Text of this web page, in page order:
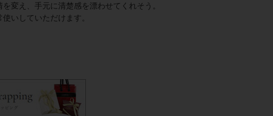
変え、手元に清楚感を漂わせてくれそう。
いしていただけます。